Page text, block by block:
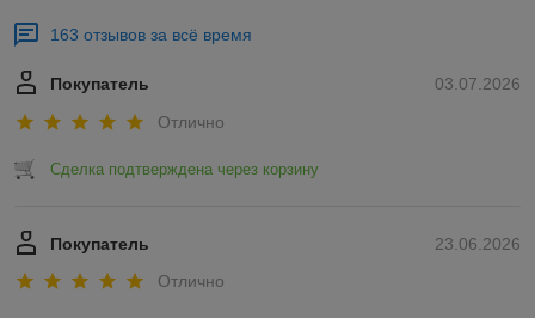
163 отзывов за всё время
03.07.2026
Покупатель
Отлично
Сделка подтверждена через корзину
23.06.2026
Покупатель
Отлично